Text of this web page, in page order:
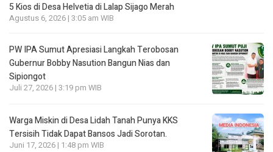
5 Kios di Desa Helvetia di Lalap Sijago Merah
Agustus 6, 2026 | 3:05 am WIB
PW IPA Sumut Apresiasi Langkah Terobosan
Gubernur Bobby Nasution Bangun Nias dan
Sipiongot
Juli 27, 2026 | 3:19 pm WIB
Warga Miskin di Desa Lidah Tanah Punya KKS
Tersisih Tidak Dapat Bansos Jadi Sorotan.
Juni 17, 2026 | 1:48 pm WIB